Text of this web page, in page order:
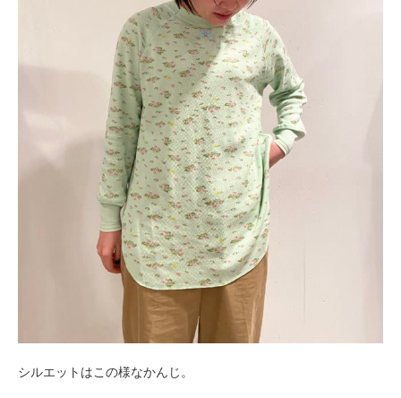
シルエットはこの様なかんじ。